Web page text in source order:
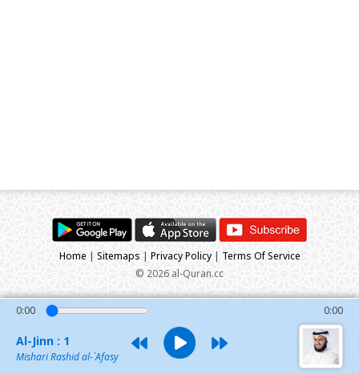
0:00 0:00
Al-Jinn : 1
Mishari Rashid al-`Afasy
Home | Sitemaps | Privacy Policy| Terms Of Service
© 2026 al-Quran.cc